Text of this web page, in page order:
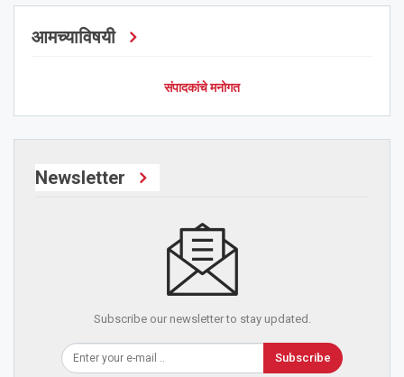
आमच्याविषयी
संपादकांचे मनोगत
Newsletter
Subscribe our newsletter to stay updated.
Subscribe